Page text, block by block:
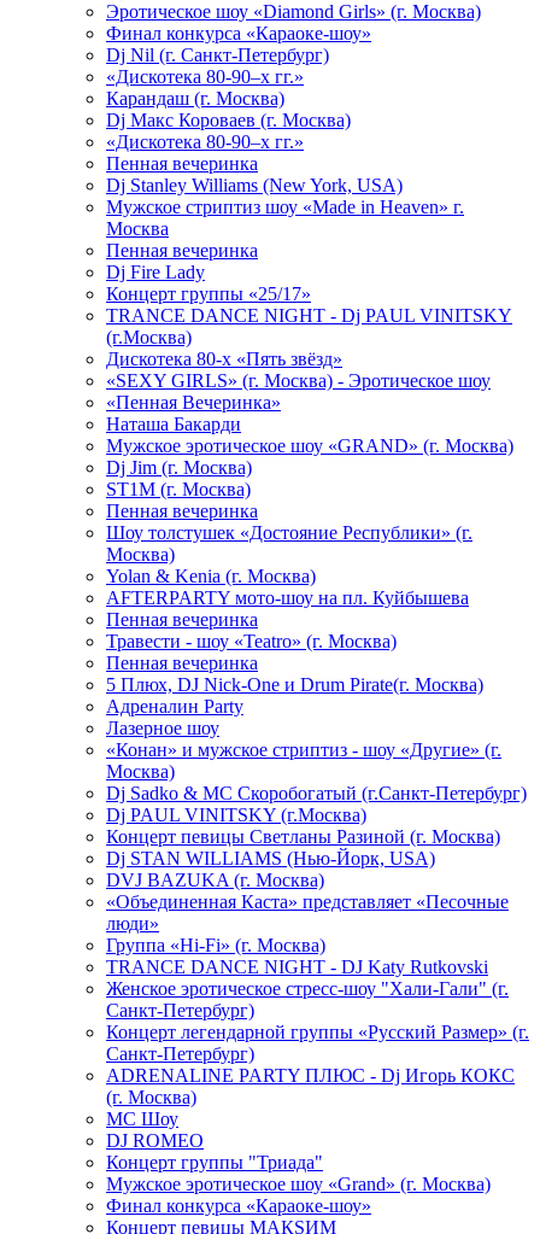
Эротическое шоу «Diamond Girls» (г. Москва)
Финал конкурса «Караоке-шоу»
Dj Nil (г. Санкт-Петербург)
«Дискотека 80-90–х гг.»
Карандаш (г. Москва)
Dj Макс Короваев (г. Москва)
«Дискотека 80-90–х гг.»
Пенная вечеринка
Dj Stanley Williams (New York, USA)
Мужское стриптиз шоу «Made in Heaven» г.
Москва
Пенная вечеринка
Dj Fire Lady
Концерт группы «25/17»
TRANCE DANCE NIGHT - Dj PAUL VINITSKY
(г.Москва)
Дискотека 80-х «Пять звёзд»
«SEXY GIRLS» (г. Москва) - Эротическое шоу
«Пенная Вечеринка»
Hаташа Бакарди
Мужское эротическое шоу «GRAND» (г. Москва)
Dj Jim (г. Москва)
ST1M (г. Москва)
Пенная вечеринка
Шоу толстушек «Достояние Республики» (г.
Москва)
Yolan & Kenia (г. Москва)
AFTERPARTY мото-шоу на пл. Куйбышева
Пенная вечеринка
Травести - шоу «Teatro» (г. Москва)
Пенная вечеринка
5 Плюх, DJ Nick-One и Drum Pirate(г. Москва)
Адреналин Party
Лазерное шоу
«Конан» и мужское стриптиз - шоу «Другие» (г.
Москва)
Dj Sadko & МС Скоробогатый (г.Санкт-Петербург)
Dj PAUL VINITSKY (г.Москва)
Концерт певицы Светланы Разиной (г. Москва)
Dj STAN WILLIAMS (Нью-Йорк, USA)
DVJ BAZUKA (г. Москва)
«Объединенная Каста» представляет «Песочные
люди»
Группа «Hi-Fi» (г. Москва)
TRANCE DANCE NIGHT - DJ Katy Rutkovski
Женское эротическое стресс-шоу "Хали-Гали" (г.
Санкт-Петербург)
Концерт легендарной группы «Русский Размер» (г.
Санкт-Петербург)
ADRENALINE PARTY ПЛЮС - Dj Игорь КОКС
(г. Москва)
MC Шоу
DJ ROMEO
Концерт группы "Триада"
Мужское эротическое шоу «Grand» (г. Москва)
Финал конкурса «Караоке-шоу»
Концерт певицы МАКSИМ